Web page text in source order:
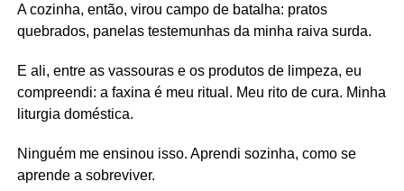
A cozinha, então, virou campo de batalha: pratos
quebrados, panelas testemunhas da minha raiva surda.
E ali, entre as vassouras e os produtos de limpeza, eu
compreendi: a faxina é meu ritual. Meu rito de cura. Minha
liturgia doméstica.
Ninguém me ensinou isso. Aprendi sozinha, como se
aprende a sobreviver.